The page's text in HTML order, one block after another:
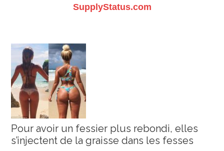
SupplyStatus.com
Pour avoir un fessier plus rebondi, elles
s’injectent de la graisse dans les fesses